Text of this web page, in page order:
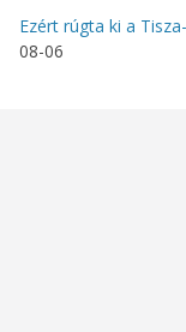
Ezért rúgta ki a
08-06